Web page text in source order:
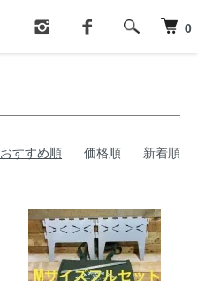
0
おすすめ順 価格順 新着順